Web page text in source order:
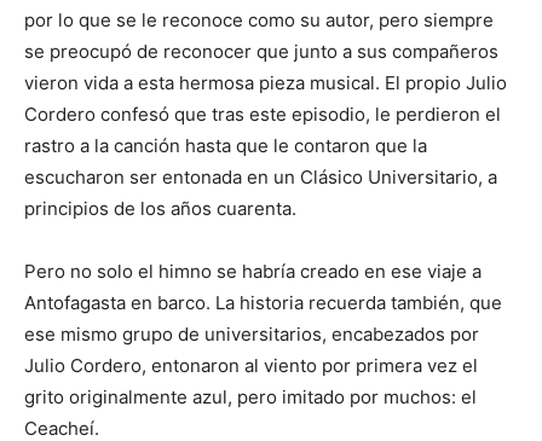
por lo que se le reconoce como su autor, pero siempre
se preocupó de reconocer que junto a sus compañeros
vieron vida a esta hermosa pieza musical. El propio Julio
Cordero confesó que tras este episodio, le perdieron el
rastro a la canción hasta que le contaron que la
escucharon ser entonada en un Clásico Universitario, a
principios de los años cuarenta.
Pero no solo el himno se habría creado en ese viaje a
Antofagasta en barco. La historia recuerda también, que
ese mismo grupo de universitarios, encabezados por
Julio Cordero, entonaron al viento por primera vez el
grito originalmente azul, pero imitado por muchos: el
Ceacheí.